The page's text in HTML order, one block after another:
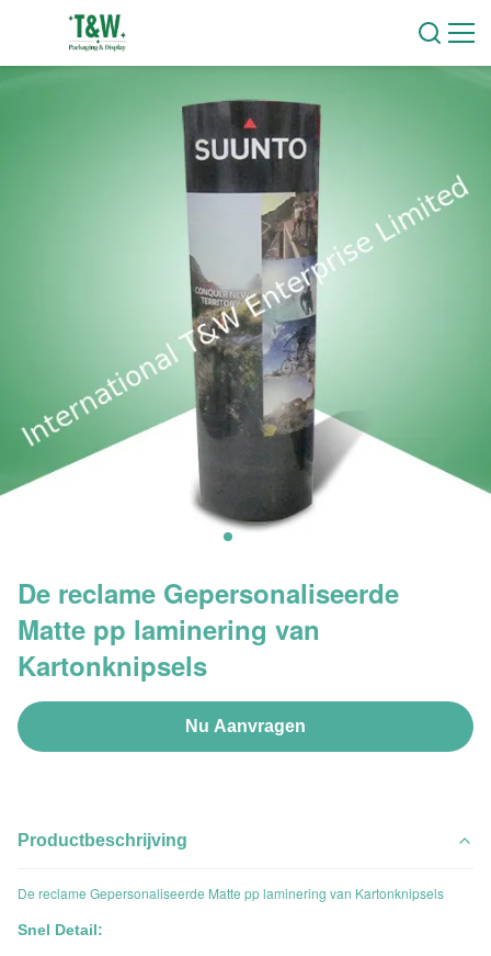
De reclame Gepersonaliseerde
Matte pp laminering van
Kartonknipsels
Nu Aanvragen
Productbeschrijving
De reclame Gepersonaliseerde Matte pp laminering van Kartonknipsels
Snel Detail: